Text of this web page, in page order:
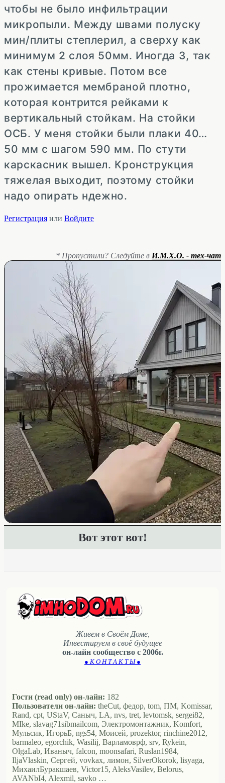
чтобы не было инфильтрации
микропыли. Между швами полуску
мин/плиты степлерил, а сверху как
минимум 2 слоя 50мм. Иногда 3, так
как стены кривые. Потом все
прожимается мембраной плотно,
которая контрится рейками к
вертикальный стойкам. На стойки
ОСБ. У меня стойки были плаки 40…
50 мм с шагом 590 мм. По стути
карскасник вышел. Кронструкция
тяжелая выходит, поэтому стойки
надо опирать ндежно.
Регистрация или Войдите
* Пропустили? Следуйте в И.М.Х.О. - тех-чат
Вот этот вот!
Живем в Своём Доме,
Инвестируем в своё будущее
он-лайн сообщество с 2006г.
● К О Н Т А К Т Ы ●
Гости (read only) он-лайн: 182
Пользователи он-лайн: theCut, федор, tom, ПМ, Komissar,
Rand, cpt, UStaV, Саныч, LA, nvs, tret, levtomsk, sergei82,
MIke, slavag71sibmailcom, Электромонтажник, Komfort,
Мульсик, ИгорьБ, ngs54, Моисей, prozektor, rinchine2012,
barmaleo, egorchik, Wasilij, Варламоврф, srv, Rykein,
OlgaLab, Иваныч, falcon, moonsafari, Ruslan1984,
IljaVlaskin, Сергей, vovkax, лимон, SilverOkorok, lisyaga,
МихаилБуракшаев, Victor15, AleksVasilev, Belorus,
AVANbI4, Alexmil, savko …